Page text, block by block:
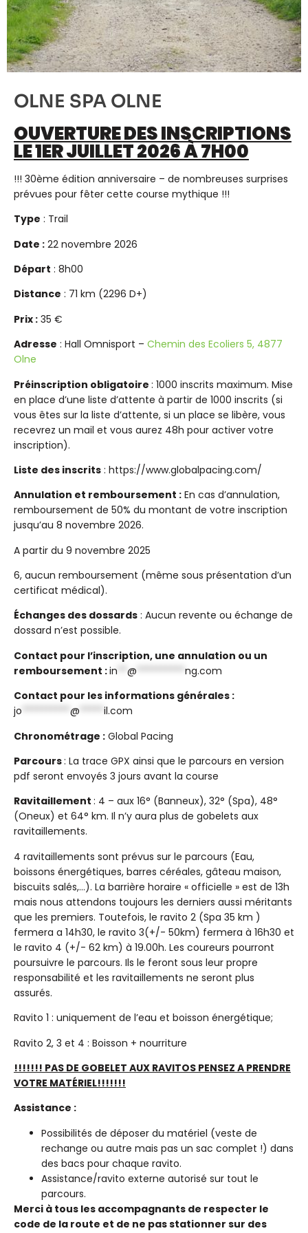
OLNE SPA OLNE
OUVERTURE DES INSCRIPTIONS
LE 1ER JUILLET 2026 À 7H00
!!! 30ème édition anniversaire – de nombreuses surprises
prévues pour fêter cette course mythique !!!
Type : Trail
Date : 22 novembre 2026
Départ : 8h00
Distance : 71 km (2296 D+)
Prix : 35 €
Adresse : Hall Omnisport – Chemin des Ecoliers 5, 4877
Olne
Préinscription obligatoire : 1000 inscrits maximum. Mise
en place d’une liste d’attente à partir de 1000 inscrits (si
vous êtes sur la liste d’attente, si un place se libère, vous
recevrez un mail et vous aurez 48h pour activer votre
inscription).
Liste des inscrits : https://www.globalpacing.com/
Annulation et remboursement : En cas d’annulation,
remboursement de 50% du montant de votre inscription
jusqu’au 8 novembre 2026.
A partir du 9 novembre 2025
6, aucun remboursement (même sous présentation d’un
certificat médical).
Échanges des dossards : Aucun revente ou échange de
dossard n’est possible.
Contact pour l’inscription, une annulation ou un
remboursement :in @
ng.com
Contact pour les informations générales :
jo ********** @ ***** il.com
Chronométrage : Global Pacing
Parcours: La trace GPX ainsi que le parcours en version
pdf seront envoyés 3 jours avant la course
Ravitaillement : 4 – aux 16° (Banneux), 32° (Spa), 48°
(Oneux) et 64° km. Il n’y aura plus de gobelets aux
ravitaillements.
4 ravitaillements sont prévus sur le parcours (Eau,
boissons énergétiques, barres céréales, gâteau maison,
biscuits salés,…). La barrière horaire « officielle » est de 13h
mais nous attendons toujours les derniers aussi méritants
que les premiers. Toutefois, le ravito 2 (Spa 35 km )
fermera a 14h30, le ravito 3(+/- 50km) fermera à 16h30 et
le ravito 4 (+/- 62 km) à 19.00h. Les coureurs pourront
poursuivre le parcours. Ils le feront sous leur propre
responsabilité et les ravitaillements ne seront plus
assurés.
Ravito 1 : uniquement de l’eau et boisson énergétique;
Ravito 2, 3 et 4 : Boisson + nourriture
!!!!!!! PAS DE GOBELET AUX RAVITOS PENSEZ A PRENDRE
VOTRE MATÉRIEL!!!!!!!
Assistance :
Possibilités de déposer du matériel (veste de
rechange ou autre mais pas un sac complet !) dans
des bacs pour chaque ravito.
Assistance/ravito externe autorisé sur tout le
parcours.
Merci à tous les accompagnants de respecter le
code de la route et de ne pas stationner sur des